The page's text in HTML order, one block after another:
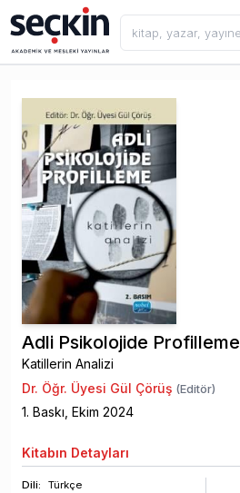
Adli Psikolojide Profilleme
Katillerin Analizi
Dr. Öğr. Üyesi Gül Çörüş (Editör)
1. Baskı, Ekim 2024
Kitabın Detayları
Dili:
Türkçe